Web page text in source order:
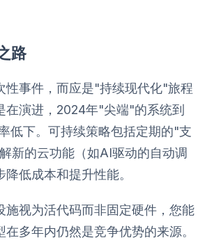
路
性事件，而应是"持续现代化"旅程
在演进，2024年"尖端"的系统到
低下。可持续策略包括定期的"支
新的云功能（如AI驱动的自动调
低成本和提升性能。
施视为活代码而非固定硬件，您能
多年内仍然是竞争优势的来源。